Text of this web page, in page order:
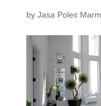
by Jasa Poles